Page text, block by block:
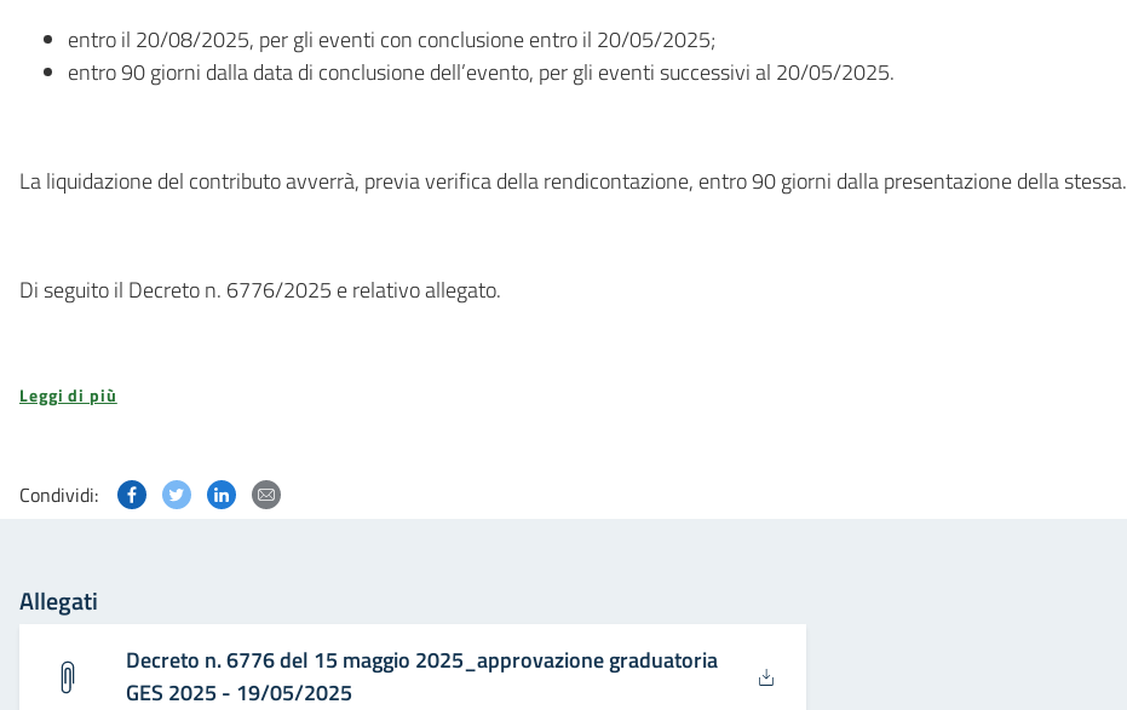
entro il 20/08/2025, per gli eventi con conclusione entro il 20/05/2025;
entro 90 giorni dalla data di conclusione dell’evento, per gli eventi successivi al 20/05/2025.
La liquidazione del contributo avverrà, previa verifica della rendicontazione, entro 90 giorni dalla presentazione della stessa.
Di seguito il Decreto n. 6776/2025 e relativo allegato.
Leggi di più
Condividi: Condividi questa pagina su Facebook
Condividi questa pagina su Twitter
Condividi questa pagina su Linkedin
Allegati
Decreto n. 6776 del 15 maggio 2025_approvazione graduatoria
GES 2025 - 19/05/2025